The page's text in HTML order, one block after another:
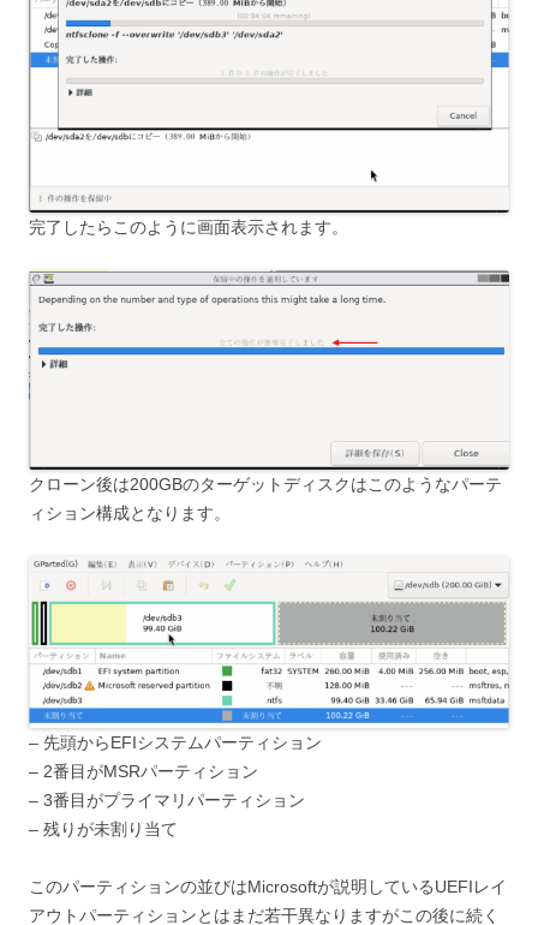
完了したらこのように画面表示されます。
クローン後は200GBのターゲットディスクはこのようなパーテ
ィション構成となります。
– 先頭からEFIシステムパーティション
– 2番目がMSRパーティション
– 3番目がプライマリパーティション
– 残りが未割り当て
このパーティションの並びはMicrosoftが説明しているUEFIレイ
アウトパーティションとはまだ若干異なりますがこの後に続く